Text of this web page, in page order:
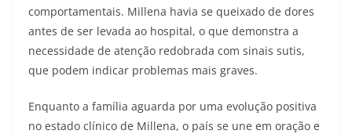
comportamentais. Millena havia se queixado de dores
antes de ser levada ao hospital, o que demonstra a
necessidade de atenção redobrada com sinais sutis,
que podem indicar problemas mais graves.
Enquanto a família aguarda por uma evolução positiva
no estado clínico de Millena, o país se une em oração e